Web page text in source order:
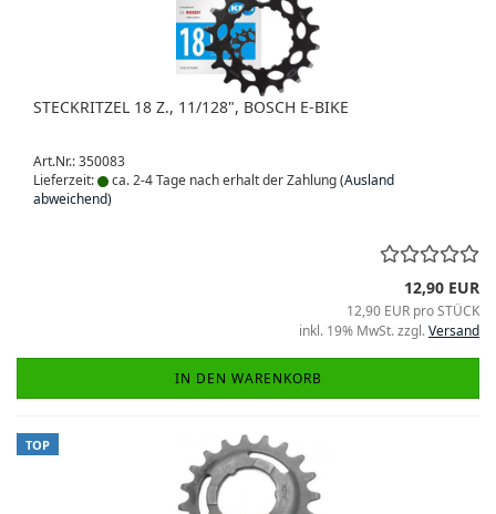
STECKRITZEL 18 Z., 11/128", BOSCH E-BIKE
Art.Nr.: 350083
Lieferzeit:
ca. 2-4 Tage nach erhalt der Zahlung(Ausland
abweichend)
12,90 EUR
12,90 EUR pro STÜCK
inkl. 19% MwSt. zzgl.Versand
IN DEN WARENKORB
TOP